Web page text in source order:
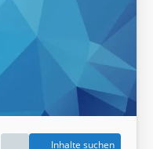
Inhalte suchen